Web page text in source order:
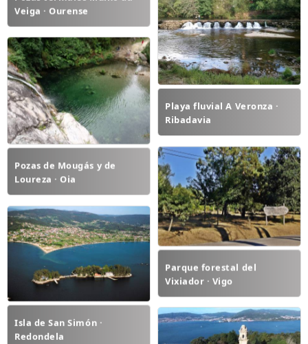
Veiga · Ourense
Playa fluvial A Veronza ·
Ribadavia
Pozas de Mougás y de
Loureza · Oia
Parque forestal del
Vixiador · Vigo
Isla de San Simón ·
Redondela